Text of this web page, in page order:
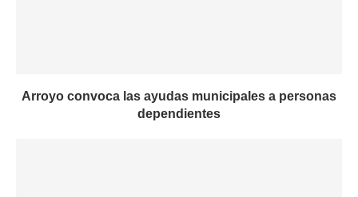
Arroyo convoca las ayudas municipales a personas
dependientes